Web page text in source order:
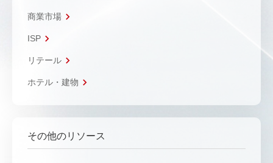
商業市場
ISP
リテール
ホテル・建物
その他のリソース